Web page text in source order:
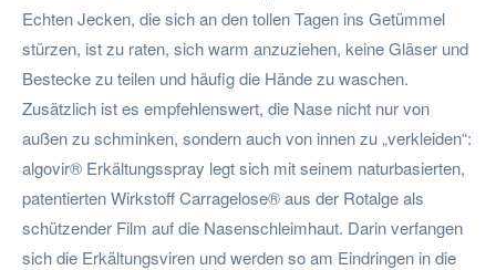
Echten Jecken, die sich an den tollen Tagen ins Getümmel
stürzen, ist zu raten, sich warm anzuziehen, keine Gläser und
Bestecke zu teilen und häufig die Hände zu waschen.
Zusätzlich ist es empfehlenswert, die Nase nicht nur von
außen zu schminken, sondern auch von innen zu „verkleiden“:
algovir® Erkältungsspray legt sich mit seinem naturbasierten,
patentierten Wirkstoff Carragelose® aus der Rotalge als
schützender Film auf die Nasenschleimhaut. Darin verfangen
sich die Erkältungsviren und werden so am Eindringen in die